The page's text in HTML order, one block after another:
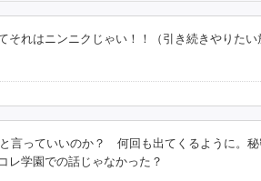
れはニンニクじゃい！！（引き続きやりたい
言っていいのか？ 何回も出てくるように。秘
レ学園での話じゃなかった？